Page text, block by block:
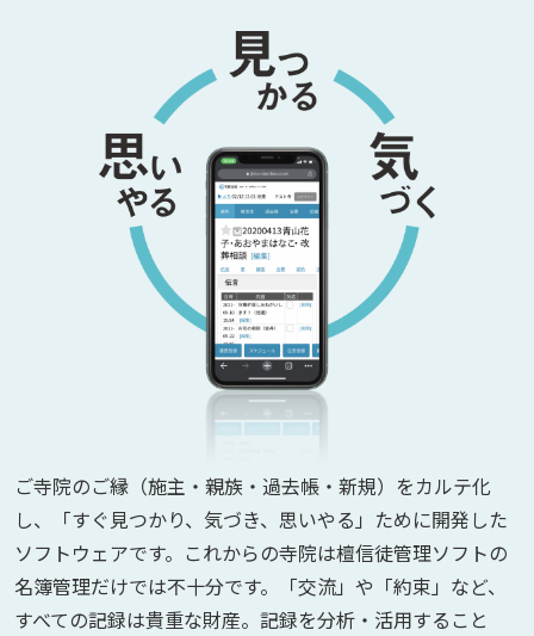
ご寺院のご縁（施主・親族・過去帳・新規）をカルテ化
し、「すぐ見つかり、気づき、思いやる」ために開発した
ソフトウェアです。これからの寺院は檀信徒管理ソフトの
名簿管理だけでは不十分です。「交流」や「約束」など、
すべての記録は貴重な財産。記録を分析・活用すること